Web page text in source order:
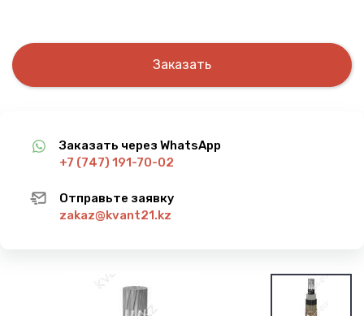
Заказать
Заказать через WhatsApp
+7 (747) 191-70-02
Отправьте заявку
zakaz@kvant21.kz